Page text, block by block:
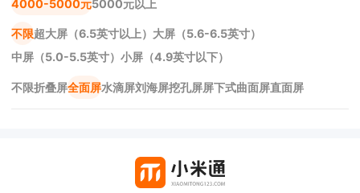
4000-5000元5000元以上
不限超大屏（6.5英寸以上） 大屏（5.6-6.5英寸）
中屏（5.0-5.5英寸）小屏（4.9英寸以下）
不限折叠屏全面屏水滴屏刘海屏挖孔屏屏下式曲面屏直面屏